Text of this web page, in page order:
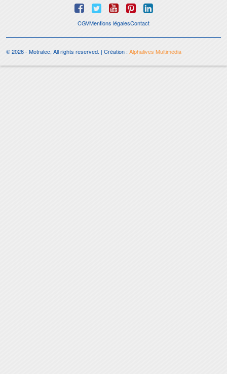
CGVMentions légalesContact
© 2026 - Motralec, All rights reserved. | Création :Alphalives Multimédia